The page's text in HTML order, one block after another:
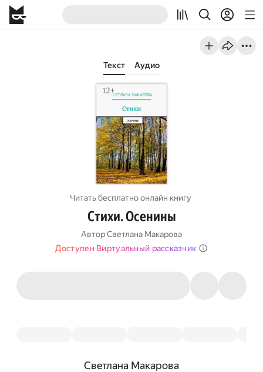
Текст Аудио
Читать бесплатно онлайн книгу
Стихи. Осенины
АвторСветлана Макарова
Доступен Виртуальный рассказчик
Светлана Макарова